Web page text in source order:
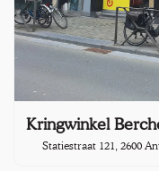
Kringwinkel
Statiestraat 121, 2600